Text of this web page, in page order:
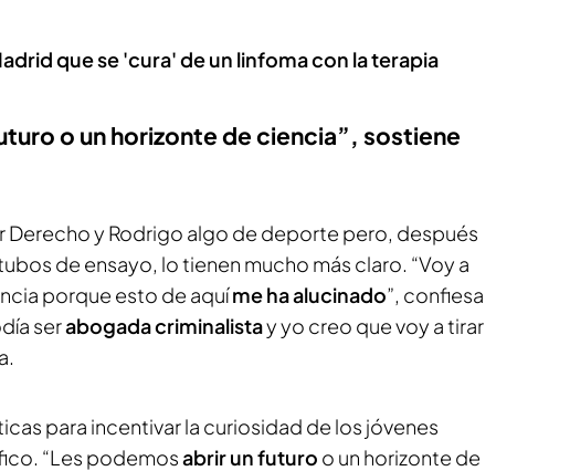
que se 'cura' de un linfoma con la terapia
o un horizonte de ciencia”, sostiene
Derecho y Rodrigo algo de deporte pero, después
de ensayo, lo tienen mucho más claro. “Voy a
porque esto de aquíme ha alucinado”, confiesa
serabogada criminalistay yo creo que voy a tirar
para incentivar la curiosidad de los jóvenes
“Les podemosabrir un futuro o un horizonte de